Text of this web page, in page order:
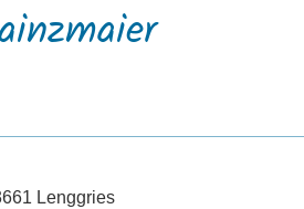
Lenggries